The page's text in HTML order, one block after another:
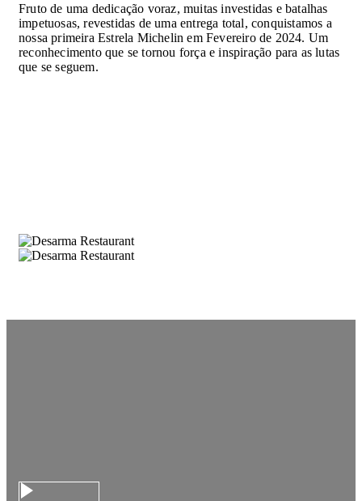
Fruto de uma dedicação voraz, muitas investidas e batalhas
impetuosas, revestidas de uma entrega total, conquistamos a
nossa primeira Estrela Michelin em Fevereiro de 2024. Um
reconhecimento que se tornou força e inspiração para as lutas
que se seguem.